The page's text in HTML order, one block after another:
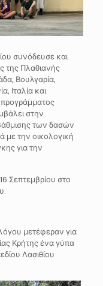
συνόδευσε και
της Πλαθιανής
Βουλγαρία,
Ιταλία και
προγράμματος
στην
των δασών
με την οικολογική
για την
Σεπτεμβρίου στο
μετέφεραν για
Κρήτης ένα γύπα
Λασιθίου